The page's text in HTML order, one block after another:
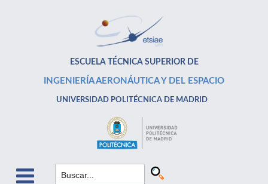
ESCUELA TÉCNICA SUPERIOR DE
INGENIERÍA AERONÁUTICA Y DEL ESPACIO
UNIVERSIDAD POLITÉCNICA DE MADRID